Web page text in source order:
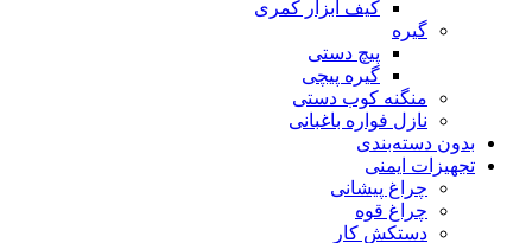
کیف ابزار کمری
گیره
پیچ دستی
گیره پیچی
منگنه کوب دستی
نازل فواره باغبانی
بدون دسته‌بندی
تجهیزات ایمنی
چراغ پیشانی
چراغ قوه
دستکش کار